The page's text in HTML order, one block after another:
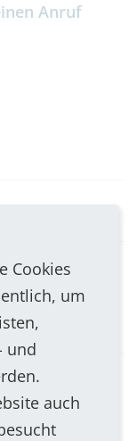
Anruf
15 W,
4
Cookies
um
und
auch